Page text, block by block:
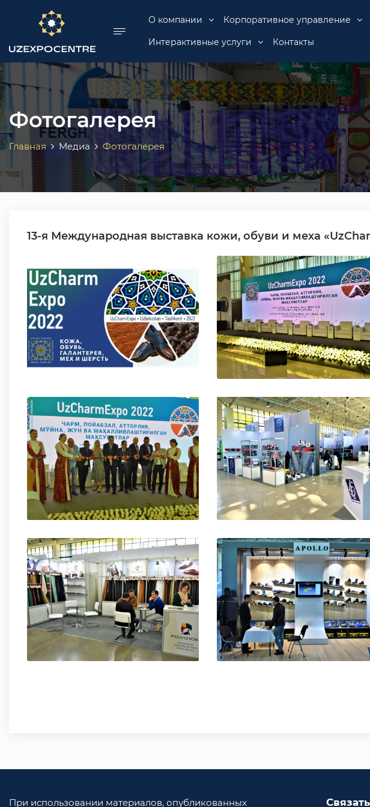
menu О компании Корпоративное управление
Интерактивные услуги Контакты
Фотогалерея
Главная Медиа Фотогалерея
13-я Международная выставка кожи, обуви и меха
При использовании материалов, опубликованных